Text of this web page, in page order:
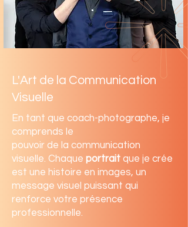
L'Art de la Communication
Visuelle
En tant que coach-photographe, je
comprends le
pouvoir de la communication
visuelle. Chaque portrait que je crée
est une histoire en images, un
message visuel puissant qui
renforce votre présence
professionnelle.